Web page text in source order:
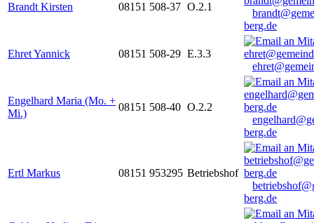
Brandt Kirsten 08151 508-37 O.2.1
berg.de
Ehret Yannick 08151 508-29 E.3.3
Engelhard Maria (Mo. +
Mi.)
08151 508-40 O.2.2
berg.de
Ertl Markus 08151 953295 Betriebshof
berg.de